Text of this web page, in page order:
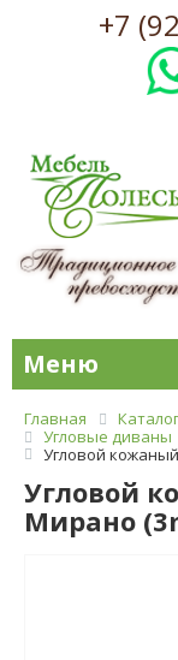
+7
Меню
Главная
Угловые диваны
Угловой
Угловой
Мирано